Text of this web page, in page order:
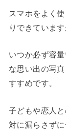
スマホをよく
りできています
いつか必ず容
な思い出の写
すすめです。
子どもや恋人
対に漏らさずに